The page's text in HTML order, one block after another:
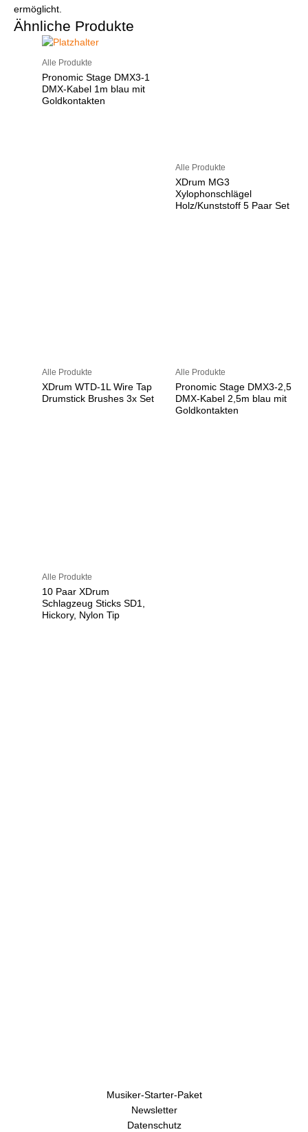
ermöglicht.
Ähnliche Produkte
Alle Produkte
Pronomic Stage DMX3-1
DMX-Kabel 1m blau mit
Goldkontakten
Alle Produkte
XDrum MG3
Xylophonschlägel
Holz/Kunststoff 5 Paar Set
Alle Produkte
XDrum WTD-1L Wire Tap
Drumstick Brushes 3x Set
Alle Produkte
Pronomic Stage DMX3-2,5
DMX-Kabel 2,5m blau mit
Goldkontakten
Alle Produkte
10 Paar XDrum
Schlagzeug Sticks SD1,
Hickory, Nylon Tip
Musiker-Starter-Paket
Newsletter
Datenschutz